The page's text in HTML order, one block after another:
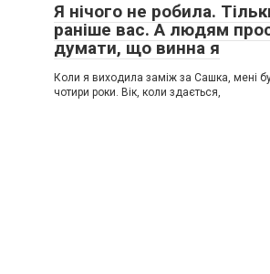
Я нічого не робила.
раніше вас. А людям
думати, що винна я
Коли я виходила заміж за Сашка, мені
чотири роки. Вік, коли здається,